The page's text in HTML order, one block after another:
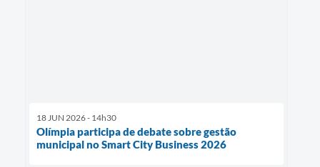
18 JUN 2026 - 14h30
Olímpia participa de debate sobre gestão
municipal no Smart City Business 2026